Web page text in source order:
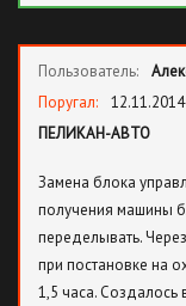
Пользователь:
Поругал:
12.11.2014
ПЕЛИКАН-АВТО
Замена блока
получения машины
переделывать.
при постановке на
1,5 часа. Создалось